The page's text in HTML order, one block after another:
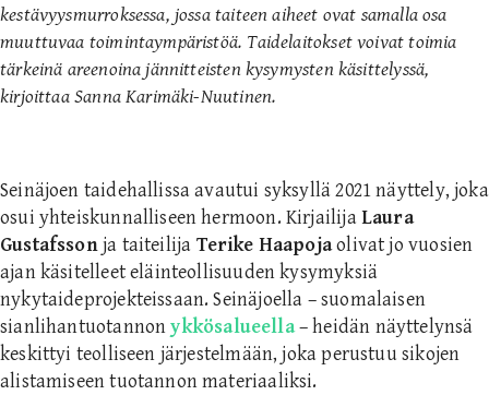
kestävyysmurroksessa, jossa taiteen aiheet ovat samalla osa
muuttuvaa toimintaympäristöä. Taidelaitokset voivat toimia
tärkeinä areenoina jännitteisten kysymysten käsittelyssä,
kirjoittaa Sanna Karimäki-Nuutinen.
Seinäjoen taidehallissa avautui syksyllä 2021 näyttely, joka
osui yhteiskunnalliseen hermoon. KirjailijaLaura
Gustafssonja taiteilija Terike Haapojaolivat jo vuosien
ajan käsitelleet eläinteollisuuden kysymyksiä
nykytaideprojekteissaan. Seinäjoella – suomalaisen
sianlihantuotannonykkösalueella– heidän näyttelynsä
keskittyi teolliseen järjestelmään, joka perustuu sikojen
alistamiseen tuotannon materiaaliksi.